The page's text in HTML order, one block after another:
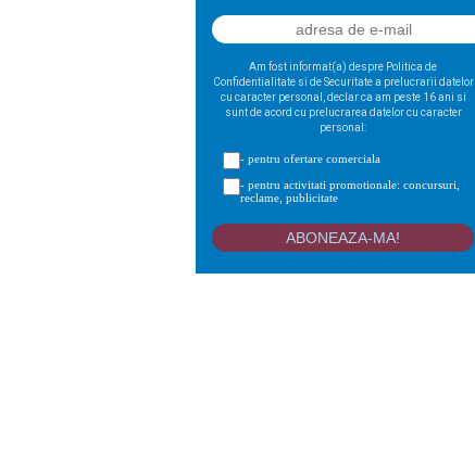
Am fost informat(a) despre Politica de
Confidentialitate si de Securitate a prelucrarii datelor
cu caracter personal, declar ca am peste 16 ani si
sunt de acord cu prelucrarea datelor cu caracter
personal:
- pentru ofertare comerciala
- pentru activitati promotionale: concursuri,
reclame, publicitate